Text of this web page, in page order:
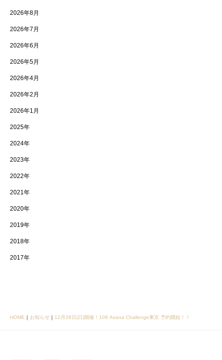
2026年8月
2026年7月
2026年6月
2026年5月
2026年4月
2026年2月
2026年1月
2025年
2024年
2023年
2022年
2021年
2020年
2019年
2018年
2017年
HOME ｜ お知らせ ｜ 12月28日(日)開催！108 Asana Challenge東京 予約開始！！